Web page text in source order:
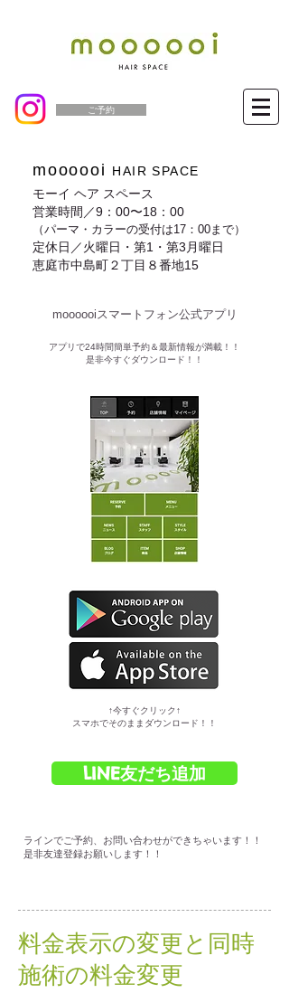
ご予約
moooooi
HAIR SPACE
モーイ ヘア スペース
営業時間／9：00〜18：00
（パーマ・カラーの受付は17：00まで）
定休日／火曜日・第1・第3月曜日
恵庭市中島町２丁目８番地15
moooooiスマートフォン公式アプリ​
​アプリで24時間簡単予約＆最新情報が満載！！
是非今すぐダウンロード！！
​↑今すぐクリック↑
スマホでそのままダウンロード！！
LINE友だち追加
ラインでご予約、お問い合わせができちゃいます！！
是非友達登録お願いします！！
料金表示の変更と同時
施術の料金変更